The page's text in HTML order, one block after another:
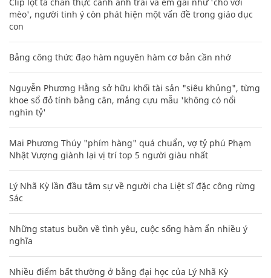
mèo', người tinh ý còn phát hiện một vấn đề trong giáo dục
con
Bảng công thức đạo hàm nguyên hàm cơ bản cần nhớ
Nguyễn Phương Hằng sở hữu khối tài sản "siêu khủng", từng
khoe sổ đỏ tính bằng cân, mắng cựu mẫu 'không có nổi
nghìn tỷ'
Mai Phương Thúy "phím hàng" quá chuẩn, vợ tỷ phú Phạm
Nhật Vượng giành lại vị trí top 5 người giàu nhất
Lý Nhã Kỳ lần đầu tâm sự về người cha Liệt sĩ đặc công rừng
Sác
Những status buồn về tình yêu, cuộc sống hàm ẩn nhiều ý
nghĩa
Nhiều điểm bất thường ở bằng đại học của Lý Nhã Kỳ